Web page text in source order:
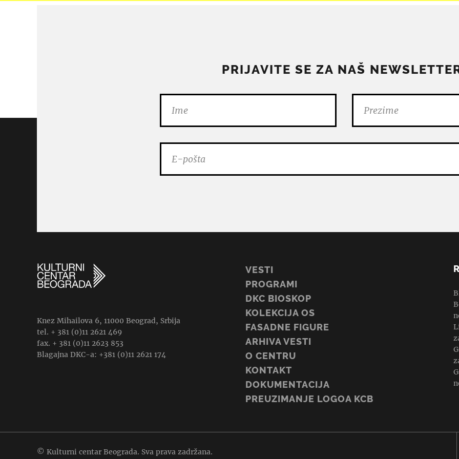
PRIJAVITE SE ZA NAŠ
Knez Mihailova 6, 11000 Beograd, Srbija
tel. + 381 (0)11 2621 469
fax. + 381 (0)11 2623 853
Blagajna DKC-a: +381 (0)11 2621 174
VESTI
PROGRAMI
DKC BIOSKOP
KOLEKCIJA OS
FASADNE FIGURE
ARHIVA VESTI
O CENTRU
KONTAKT
DOKUMENTACIJA
PREUZIMANJE LOGOA KCB
© Kulturni centar Beograda. Sva prava zadržana.